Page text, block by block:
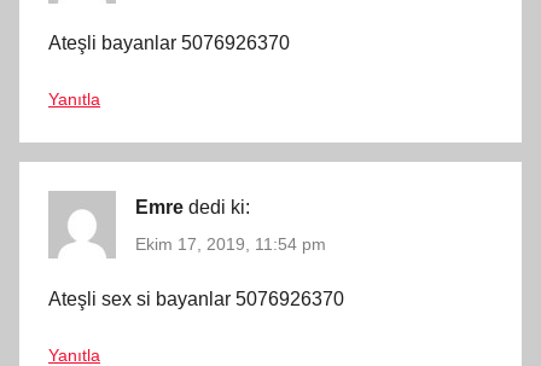
Ateşli bayanlar 5076926370
Yanıtla
Emre dedi ki:
Ekim 17, 2019, 11:54 pm
Ateşli sex si bayanlar 5076926370
Yanıtla